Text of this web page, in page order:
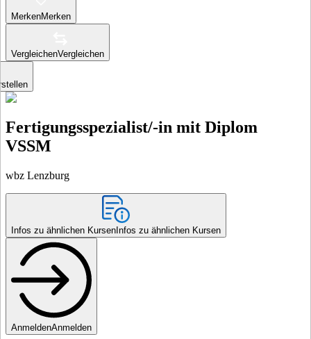
MerkenMerken
VergleichenVergleichen
Fertigungsspezialist/-in mit Diplom
VSSM
wbz Lenzburg
Infos zu ähnlichen Kursen Infos zu ähnlichen Kursen
AnmeldenAnmelden